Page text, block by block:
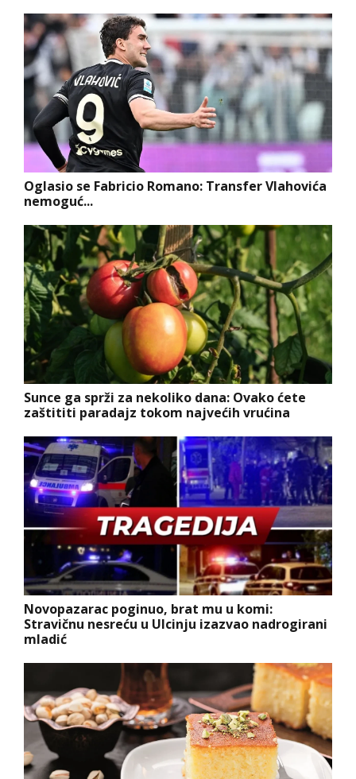
Oglasio se Fabricio Romano: Transfer Vlahovića
nemoguć...
Sunce ga sprži za nekoliko dana: Ovako ćete
zaštititi paradajz tokom najvećih vrućina
Novopazarac poginuo, brat mu u komi:
Stravičnu nesreću u Ulcinju izazvao nadrogirani
mladić